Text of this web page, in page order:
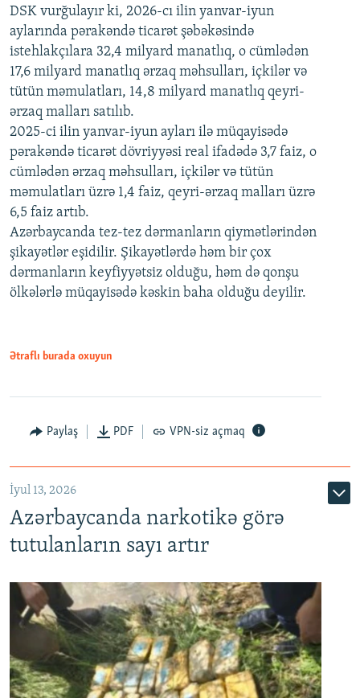
DSK vurğulayır ki, 2026-cı ilin yanvar-iyun
aylarında pərakəndə ticarət şəbəkəsində
istehlakçılara 32,4 milyard manatlıq, o cümlədən
17,6 milyard manatlıq ərzaq məhsulları, içkilər və
tütün məmulatları, 14,8 milyard manatlıq qeyri-
ərzaq malları satılıb.
2025-ci ilin yanvar-iyun ayları ilə müqayisədə
pərakəndə ticarət dövriyyəsi real ifadədə 3,7 faiz, o
cümlədən ərzaq məhsulları, içkilər və tütün
məmulatları üzrə 1,4 faiz, qeyri-ərzaq malları üzrə
6,5 faiz artıb.
Azərbaycanda tez-tez dərmanların qiymətlərindən
şikayətlər eşidilir. Şikayətlərdə həm bir çox
dərmanların keyfiyyətsiz olduğu, həm də qonşu
ölkələrlə müqayisədə kəskin baha olduğu deyilir.
Ətraflı burada oxuyun
Paylaş PDF VPN-siz açmaq
İyul 13, 2026
Azərbaycanda narkotikə görə
tutulanların sayı artır